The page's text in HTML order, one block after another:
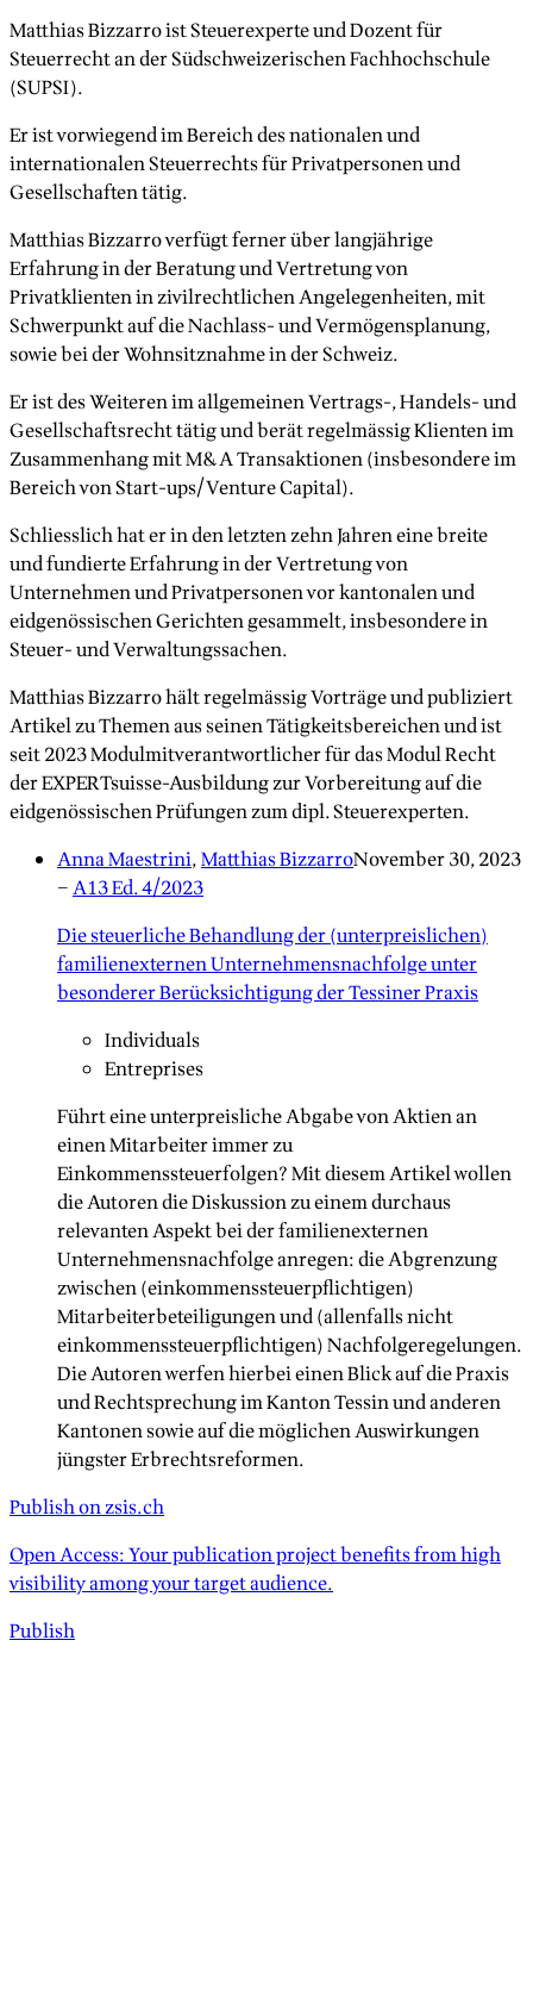
Matthias Bizzarro ist Steuerexperte und Dozent für
Steuerrecht an der Südschweizerischen Fachhochschule
(SUPSI).
Er ist vorwiegend im Bereich des nationalen und
internationalen Steuerrechts für Privatpersonen und
Gesellschaften tätig.
Matthias Bizzarro verfügt ferner über langjährige
Erfahrung in der Beratung und Vertretung von
Privatklienten in zivilrechtlichen Angelegenheiten, mit
Schwerpunkt auf die Nachlass- und Vermögensplanung,
sowie bei der Wohnsitznahme in der Schweiz.
Er ist des Weiteren im allgemeinen Vertrags-, Handels- und
Gesellschaftsrecht tätig und berät regelmässig Klienten im
Zusammenhang mit M&A Transaktionen (insbesondere im
Bereich von Start-ups/Venture Capital).
Schliesslich hat er in den letzten zehn Jahren eine breite
und fundierte Erfahrung in der Vertretung von
Unternehmen und Privatpersonen vor kantonalen und
eidgenössischen Gerichten gesammelt, insbesondere in
Steuer- und Verwaltungssachen.
Matthias Bizzarro hält regelmässig Vorträge und publiziert
Artikel zu Themen aus seinen Tätigkeitsbereichen und ist
seit 2023 Modulmitverantwortlicher für das Modul Recht
der EXPERTsuisse-Ausbildung zur Vorbereitung auf die
eidgenössischen Prüfungen zum dipl. Steuerexperten.
Anna Maestrini,Matthias BizzarroNovember 30, 2023
–A13 Ed. 4/2023
Die steuerliche Behandlung der (unterpreislichen)
familienexternen Unternehmensnachfolge unter
besonderer Berücksichtigung der Tessiner Praxis
Individuals
Entreprises
Führt eine unterpreisliche Abgabe von Aktien an
einen Mitarbeiter immer zu
Einkommenssteuerfolgen? Mit diesem Artikel wollen
die Autoren die Diskussion zu einem durchaus
relevanten Aspekt bei der familienexternen
Unternehmensnachfolge anregen: die Abgrenzung
zwischen (einkommenssteuerpflichtigen)
Mitarbeiterbeteiligungen und (allenfalls nicht
einkommenssteuerpflichtigen) Nachfolgeregelungen.
Die Autoren werfen hierbei einen Blick auf die Praxis
und Rechtsprechung im Kanton Tessin und anderen
Kantonen sowie auf die möglichen Auswirkungen
jüngster Erbrechtsreformen.
Publish on zsis.ch
Open Access: Your publication project benefits from high
visibility among your target audience.
Publish